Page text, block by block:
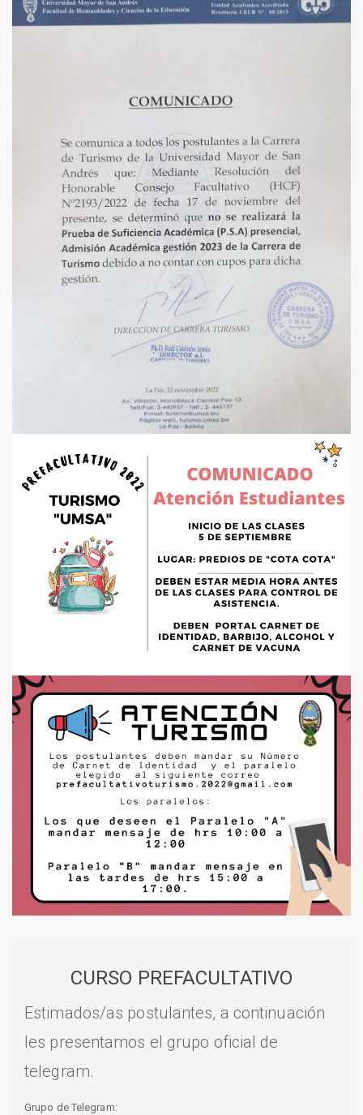
CURSO PREFACULTATIVO
Estimados/as postulantes, a continuación
les presentamos el grupo oficial de
telegram.
Grupo de Telegram: